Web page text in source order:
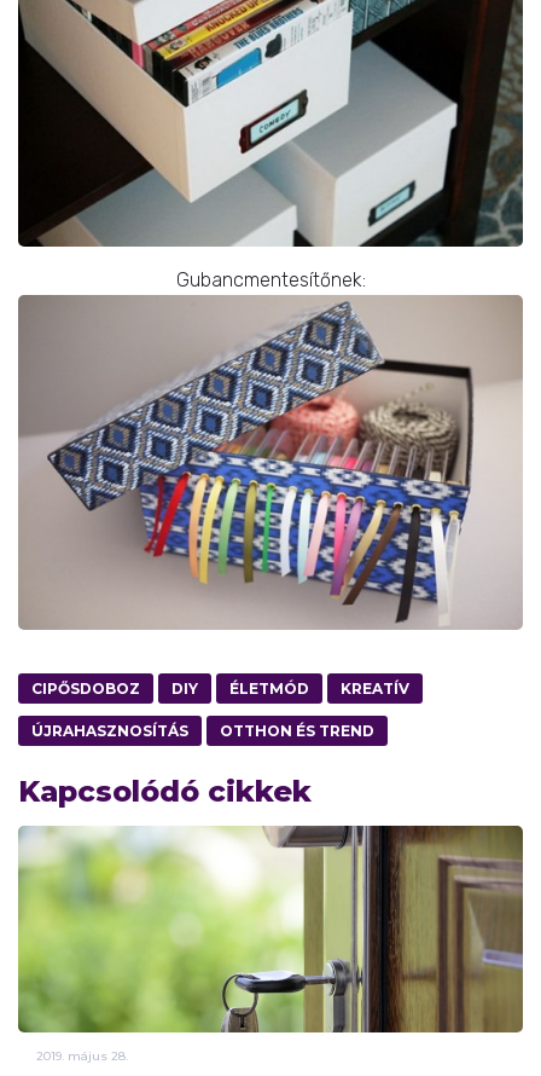
Gubancmentesítőnek:
CIPŐSDOBOZ DIY ÉLETMÓD KREATÍV
ÚJRAHASZNOSÍTÁS OTTHON ÉS TREND
Kapcsolódó cikkek
2019. május 28.